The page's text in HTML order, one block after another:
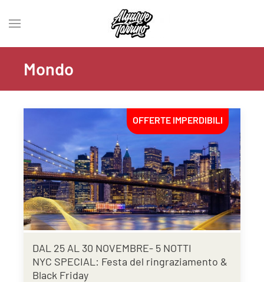
Mondo
OFFERTE IMPERDIBILI
DAL 25 AL 30 NOVEMBRE- 5 NOTTI
NYC SPECIAL: Festa del ringraziamento &
Black Friday